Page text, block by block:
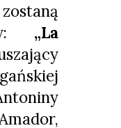
„La